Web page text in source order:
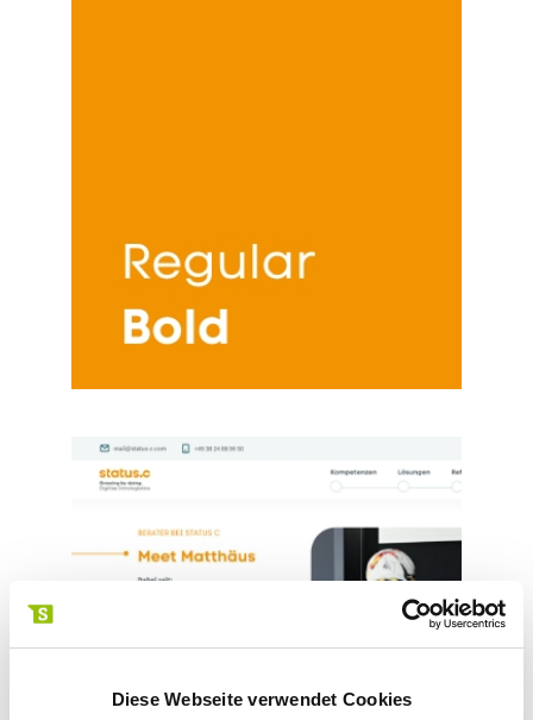
Diese Webseite verwendet Cookies